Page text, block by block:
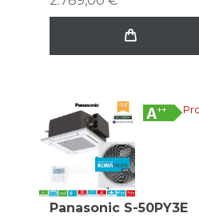
Panasonic S-50PY3E